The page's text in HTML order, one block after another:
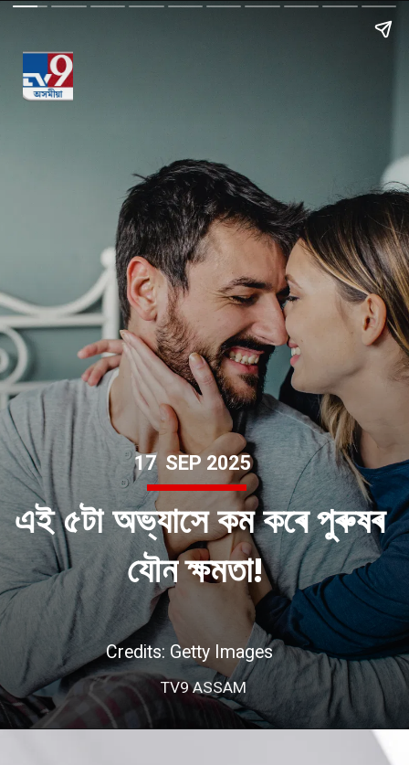
এই ৫টা অভ্যাসে কম কৰে পুৰুষৰ
যৌন ক্ষমতা!
17 SEP 2025
Credits: Getty Images
TV9 ASSAM